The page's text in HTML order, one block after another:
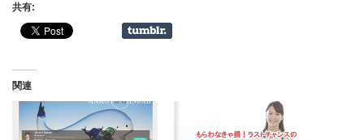
共有:
関連